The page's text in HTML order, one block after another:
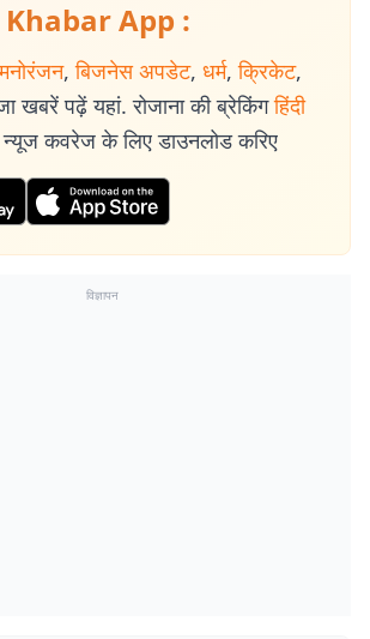
App :
मनोरंजन, बिजनेस अपडेट, धर्म, क्रिकेट,
खबरें पढ़ें यहां. रोजाना की ब्रेकिंग हिंदी
कवरेज के लिए डाउनलोड करिए
विज्ञापन